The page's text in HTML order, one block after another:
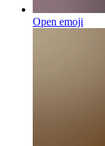
Open emoji